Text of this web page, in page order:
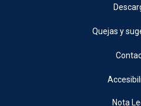
Quejas y
Nota